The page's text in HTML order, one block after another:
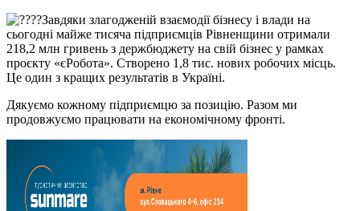
Завдяки злагодженій взаємодії бізнесу і влади на
сьогодні майже тисяча підприємців Рівненщини отримали
218,2 млн гривень з держбюджету на свій бізнес у рамках
проєкту «єРобота». Створено 1,8 тис. нових робочих місць.
Це один з кращих результатів в Україні.
Дякуємо кожному підприємцю за позицію. Разом ми
продовжуємо працювати на економічному фронті.